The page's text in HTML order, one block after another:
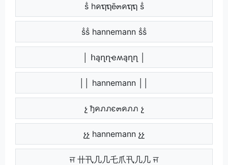
ṧ hคຖຖē๓คຖຖ ṧ
ṧṧ hannemann ṧṧ
│ հąղղҽʍąղղ │
││ hannemann ││
չ ђคภภє๓คภภ չ
չչ hannemann չչ
ਜ 卄卂几几乇爪卂几几 ਜ